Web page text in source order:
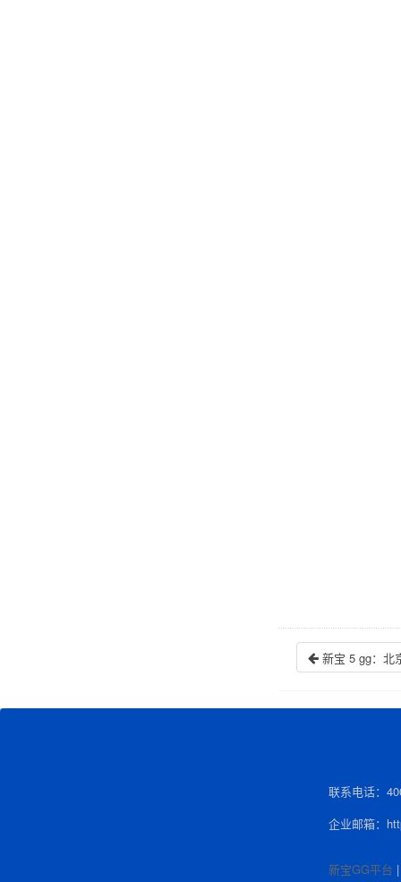
新宝 5 gg：北
联系电话：
企业邮箱：
新宝GG平台